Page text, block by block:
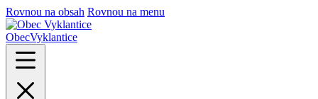
Rovnou na obsah Rovnou na menu
ObecVyklantice